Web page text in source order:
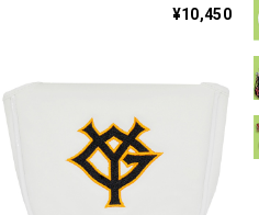
¥10,450